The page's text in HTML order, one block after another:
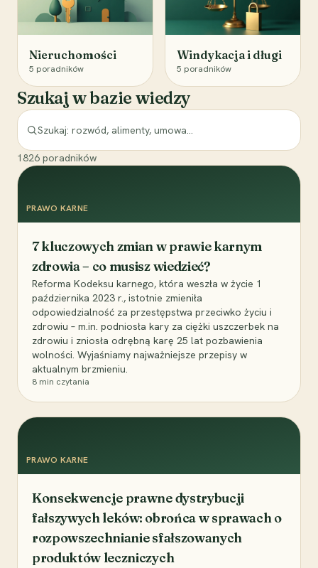
Nieruchomości
5 poradników
Windykacja i długi
5 poradników
Szukaj w bazie wiedzy
1826 poradników
PRAWO KARNE
7 kluczowych zmian w prawie karnym
zdrowia – co musisz wiedzieć?
Reforma Kodeksu karnego, która weszła w życie 1
października 2023 r., istotnie zmieniła
odpowiedzialność za przestępstwa przeciwko życiu i
zdrowiu – m.in. podniosła kary za ciężki uszczerbek na
zdrowiu i zniosła odrębną karę 25 lat pozbawienia
wolności. Wyjaśniamy najważniejsze przepisy w
aktualnym brzmieniu.
8 min czytania
PRAWO KARNE
Konsekwencje prawne dystrybucji
fałszywych leków: obrońca w sprawach o
rozpowszechnianie sfałszowanych
produktów leczniczych